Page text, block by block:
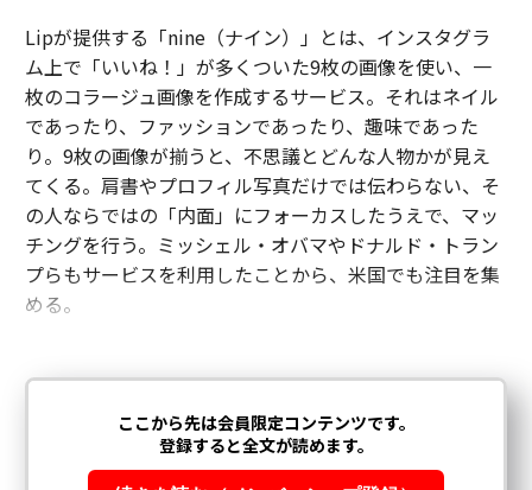
Lipが提供する「nine（ナイン）」とは、インスタグラ
ム上で「いいね！」が多くついた9枚の画像を使い、一
枚のコラージュ画像を作成するサービス。それはネイル
であったり、ファッションであったり、趣味であった
り。9枚の画像が揃うと、不思議とどんな人物かが見え
てくる。肩書やプロフィル写真だけでは伝わらない、そ
の人ならではの「内面」にフォーカスしたうえで、マッ
チングを行う。ミッシェル・オバマやドナルド・トラン
プらもサービスを利用したことから、米国でも注目を集
める。